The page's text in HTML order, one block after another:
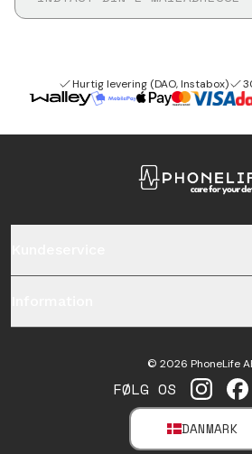
Hurtig levering (DAO, Instabox)
FØLG OS
DANMARK
© 2026 PhoneLife